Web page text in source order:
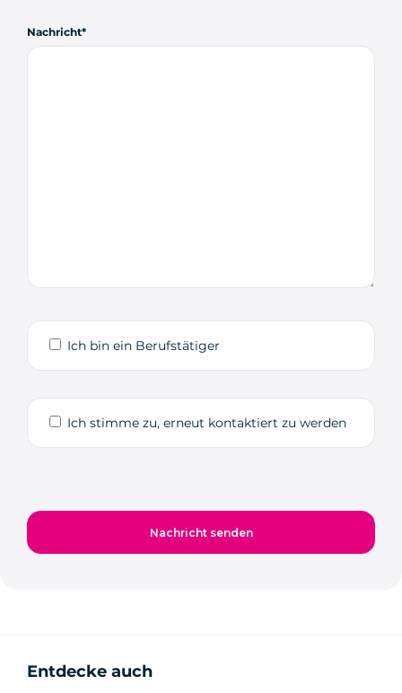
Nachricht
Ich bin ein Berufstätiger
Ich stimme zu, erneut kontaktiert zu werden
Entdecke auch